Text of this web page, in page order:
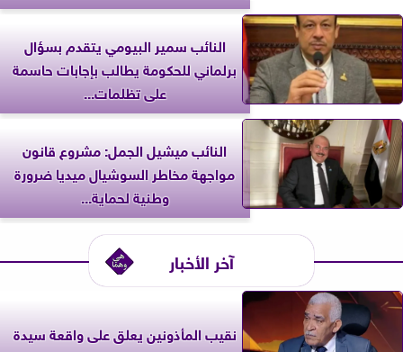
النائب سمير البيومي يتقدم بسؤال
برلماني للحكومة يطالب بإجابات حاسمة
على تظلمات...
النائب ميشيل الجمل: مشروع قانون
مواجهة مخاطر السوشيال ميديا ضرورة
وطنية لحماية...
آخر الأخبار
نقيب المأذونين يعلق على واقعة سيدة